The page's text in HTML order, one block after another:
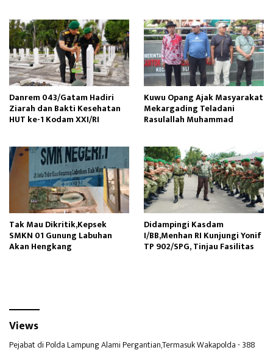
Danrem 043/Gatam Hadiri
Ziarah dan Bakti Kesehatan
HUT ke-1 Kodam XXI/RI
Kuwu Opang Ajak Masyarakat
Mekargading Teladani
Rasulallah Muhammad
Tak Mau Dikritik,Kepsek
SMKN 01 Gunung Labuhan
Akan Hengkang
Didampingi Kasdam
I/BB,Menhan RI Kunjungi Yonif
TP 902/SPG, Tinjau Fasilitas
Views
Pejabat di Polda Lampung Alami Pergantian,Termasuk Wakapolda- 388